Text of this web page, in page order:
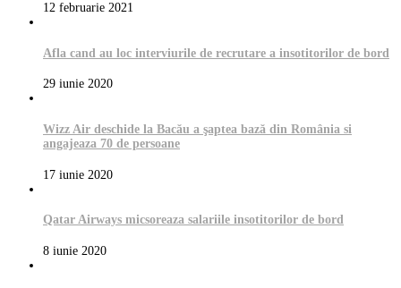
12 februarie 2021
Afla cand au loc interviurile de recrutare a insotitorilor de bord
29 iunie 2020
Wizz Air deschide la Bacău a şaptea bază din România si
angajeaza 70 de persoane
17 iunie 2020
Qatar Airways micsoreaza salariile insotitorilor de bord
8 iunie 2020